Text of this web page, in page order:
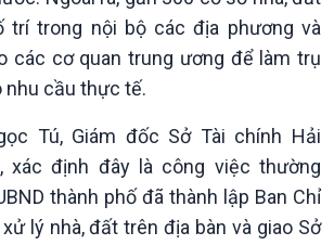
dân
Tin thế giới
Vấn đề quốc tế
Hồ sơ sự kiện quốc tế
Biên cương - Một dải vững
bền
trí trong nội bộ các địa phương và
các cơ quan trung ương để làm trụ
nhu cầu thực tế.
Tú, Giám đốc Sở Tài chính Hải
xác định đây là công việc thường
thành phố đã thành lập Ban Chỉ
lý nhà, đất trên địa bàn và giao Sở